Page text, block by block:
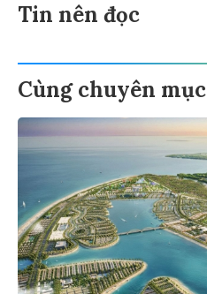
Tin nên đọc
Cùng chuyên mục